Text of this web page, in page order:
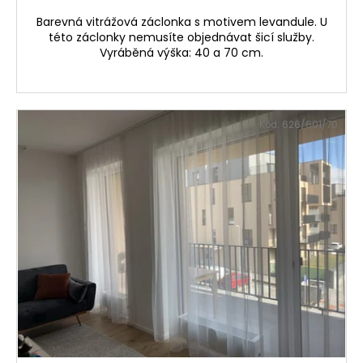
Barevná vitrážová záclonka s motivem levandule. U
této záclonky nemusíte objednávat šicí služby.
Vyráběná výška: 40 a 70 cm.
Kód: 626/601/70